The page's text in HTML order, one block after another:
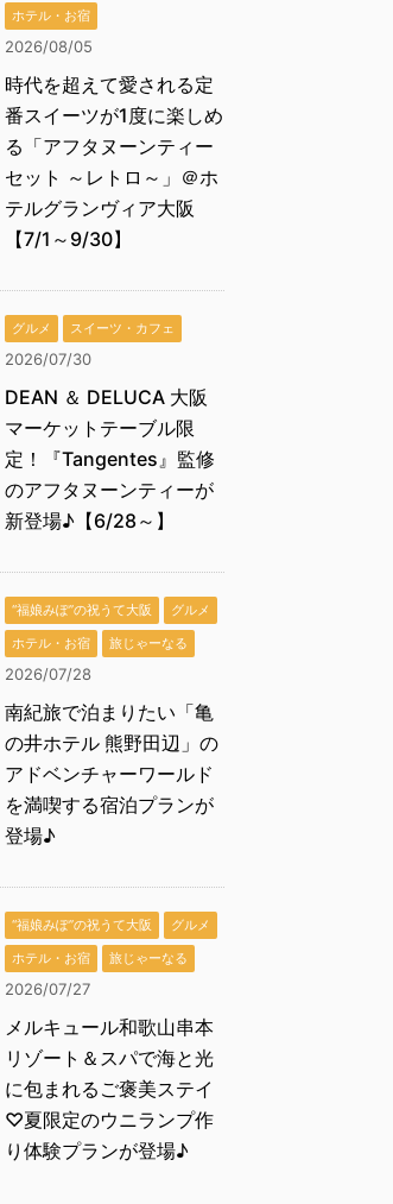
ホテル・お宿
2026/08/05
時代を超えて愛される定
番スイーツが1度に楽しめ
る「アフタヌーンティー
セット ～レトロ～」＠ホ
テルグランヴィア大阪
【7/1～9/30】
グルメ スイーツ・カフェ
2026/07/30
DEAN ＆ DELUCA 大阪
マーケットテーブル限
定！『Tangentes』監修
のアフタヌーンティーが
新登場♪【6/28～】
“福娘みぽ”の祝うて大阪
グルメ
ホテル・お宿
旅じゃーなる
2026/07/28
南紀旅で泊まりたい「亀
の井ホテル 熊野田辺」の
アドベンチャーワールド
を満喫する宿泊プランが
登場♪
“福娘みぽ”の祝うて大阪
グルメ
ホテル・お宿
旅じゃーなる
2026/07/27
メルキュール和歌山串本
リゾート＆スパで海と光
に包まれるご褒美ステイ
♡夏限定のウニランプ作
り体験プランが登場♪